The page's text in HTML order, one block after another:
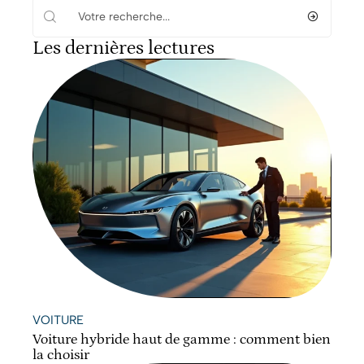
Les dernières lectures
VOITURE
Voiture hybride haut de gamme : comment bien
la choisir